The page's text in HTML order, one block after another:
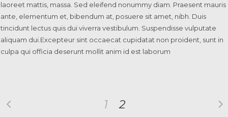
laoreet mattis, massa. Sed eleifend nonummy diam. Praesent mauris
ante, elementum et, bibendum at, posuere sit amet, nibh. Duis
tincidunt lectus quis dui viverra vestibulum. Suspendisse vulputate
aliquam dui.Excepteur sint occaecat cupidatat non proident, sunt in
culpa qui officia deserunt mollit anim id est laborum
1 2